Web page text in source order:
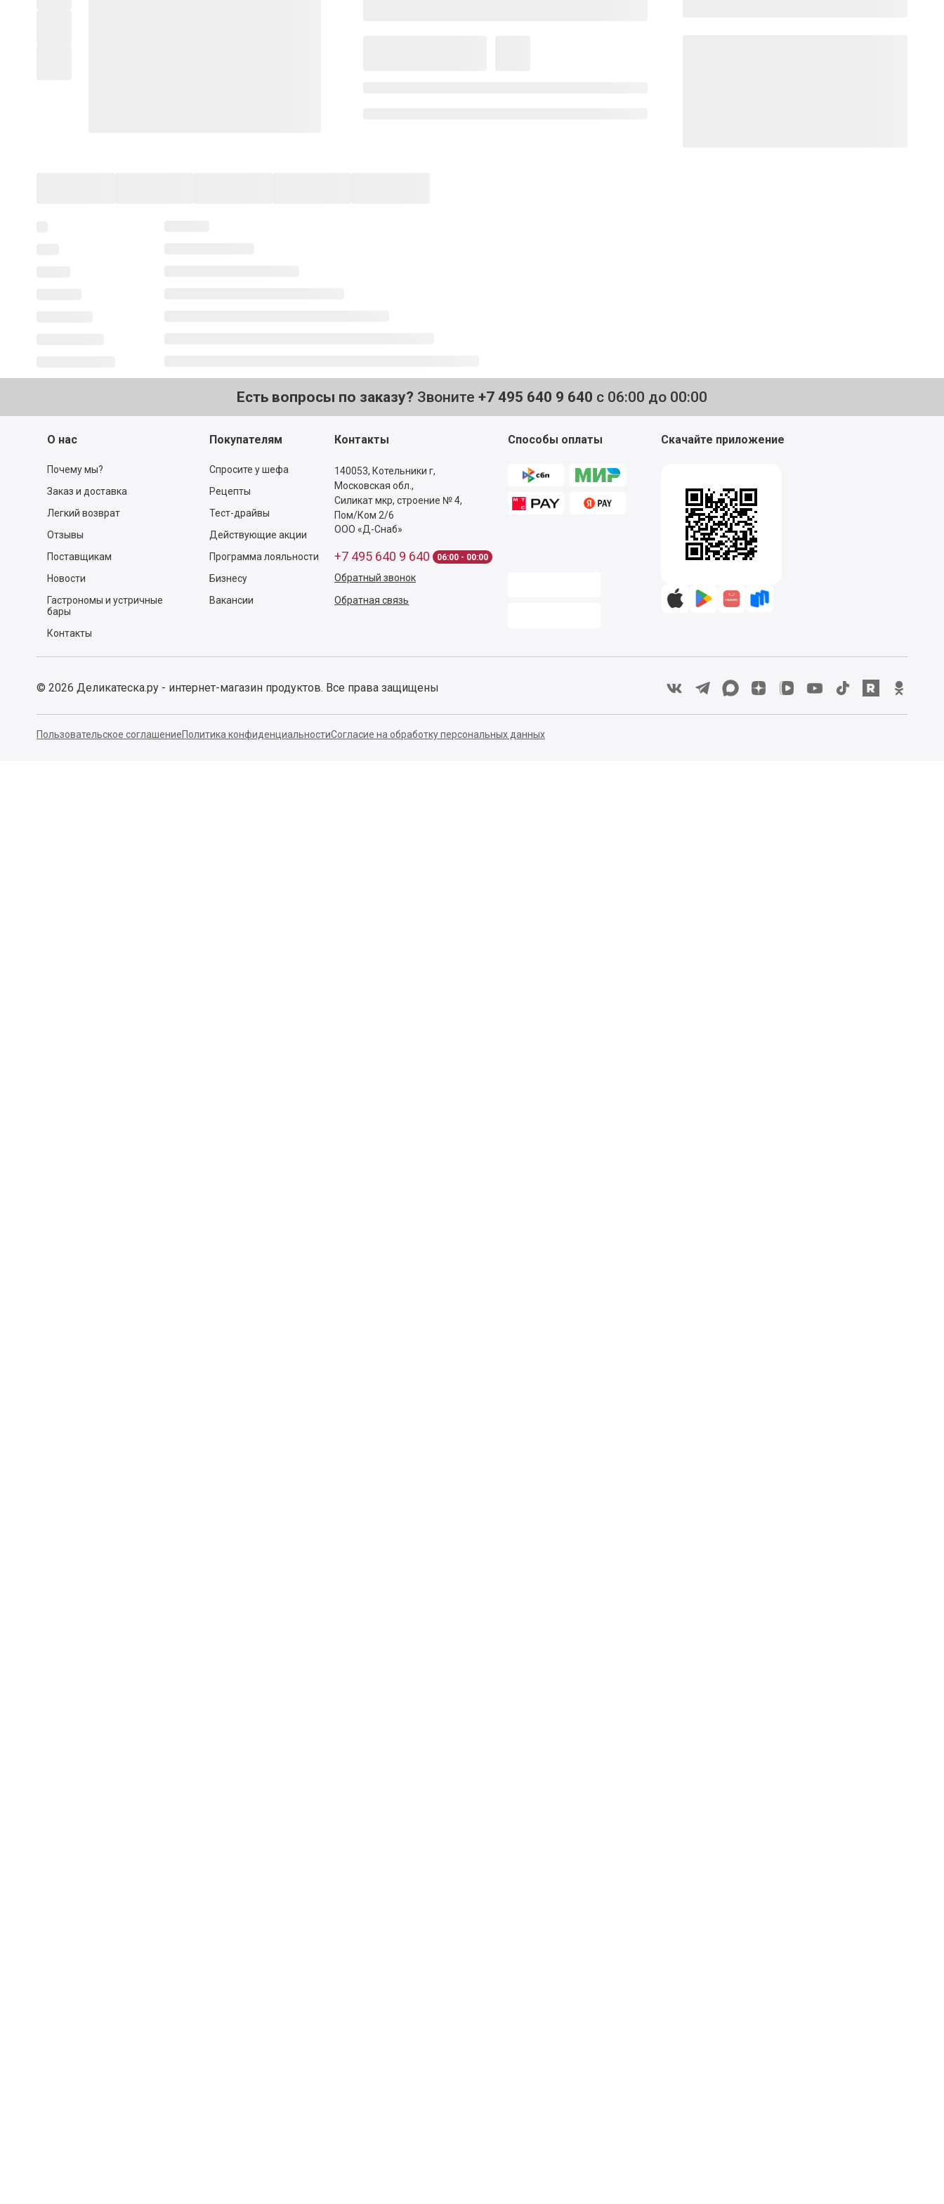
Есть вопросы по заказу? Звоните +7 495 640 9 640 с 06:00 до 00:00
О нас
Почему мы?
Заказ и доставка
Легкий возврат
Отзывы
Поставщикам
Новости
Гастрономы и устричные
бары
Контакты
Покупателям
Спросите у шефа
Рецепты
Тест-драйвы
Действующие акции
Программа лояльности
Бизнесу
Вакансии
Контакты
140053, Котельники г,
Московская обл.,
Силикат мкр, строение № 4,
Пом/Ком 2/6
ООО «Д-Снаб»
+7 495 640 9 640 06:00 - 00:00
Обратный звонок
Обратная связь
Способы оплаты Скачайте приложение
© 2026 Деликатеска.ру - интернет-магазин продуктов. Все права защищены
Пользовательское соглашениеПолитика конфиденциальностиСогласие на обработку персональных данных